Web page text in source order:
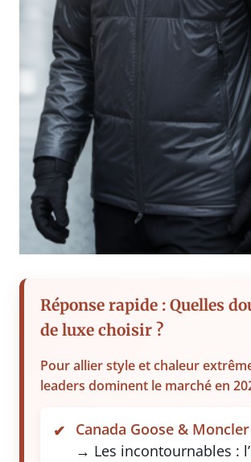
Réponse rapide : Quelles
de luxe choisir ?
Pour allier style et chaleur
leaders dominent le marché en
Canada Goose & Moncler
→ Les incontournables :